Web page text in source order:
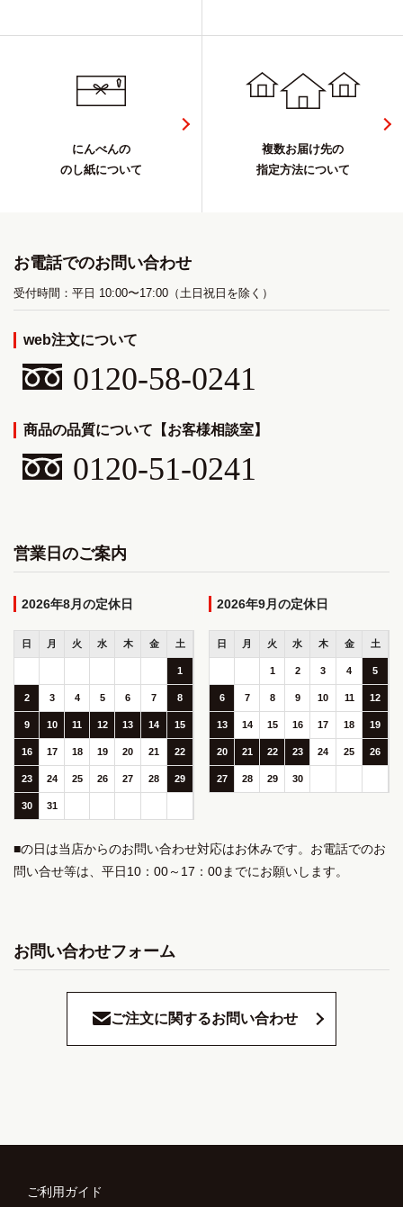
にんべんの
のし紙について
複数お届け先の
指定方法について
お電話でのお問い合わせ
受付時間：平日 10:00〜17:00（土日祝日を除く）
web注文について
0120-58-0241
商品の品質について【お客様相談室】
0120-51-0241
営業日のご案内
2026年8月
日 月 火 水 木 金 土
1
2 3 4 5 6 7 8
9 10 11 12 13 14 15
16 17 18 19 20 21 22
23 24 25 26 27 28 29
30 31
2026年9月
日 月 火 水 木 金 土
1 2 3 4 5
6 7 8 9 10 11 12
13 14 15 16 17 18 19
20 21 22 23 24 25 26
27 28 29 30
■の日は当店からのお問い合わせ対応はお休みです。お電話でのお
問い合せ等は、平日10：00～17：00までにお願いします。
お問い合わせフォーム
ご注文に関するお問い合わせ
ご利用ガイド